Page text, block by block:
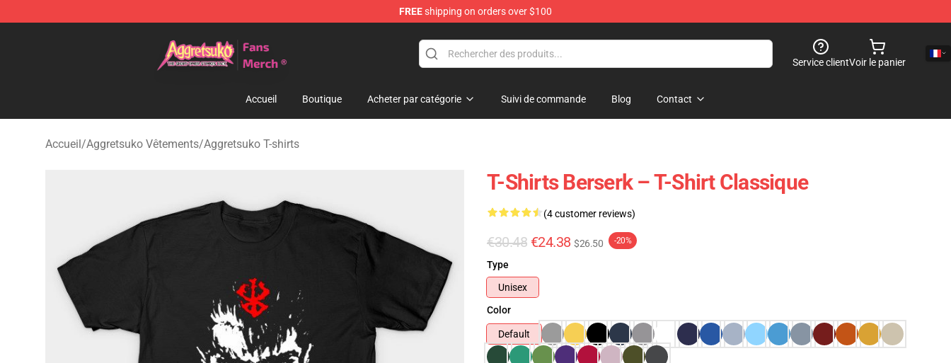
FREEshipping on orders over $100
Service clientVoir le panier
Accueil Boutique Acheter par catégorie Suivi de commande Blog Contact
Accueil/Aggretsuko Vêtements/Aggretsuko T-shirts
T-Shirts Berserk – T-Shirt Classique
(4 customer reviews)
€30.48 €24.38 $26.50 -20%
Type
Unisex
Color
Default